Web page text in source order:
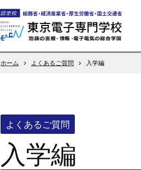
ホーム よくあるご質問 入学編
よくあるご質問
入学編